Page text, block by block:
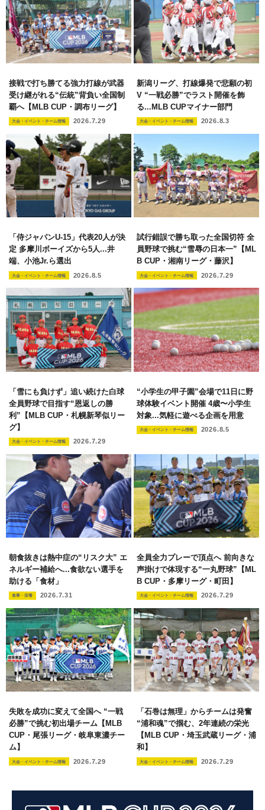
接戦で打ち勝てる強力打線が武器
受け継がれる“伝統”背負い全国制
覇へ【MLB CUP・調布リーグ】
大会・イベント・チーム情報 2026.7.29
新潟リーグ、打線爆発で悲願の初
V “一戦必勝”でラスト開催を飾
る...MLB CUPマイナー部門
大会・イベント・チーム情報 2026.8.3
「侍ジャパンU-15」代表20人が決
定 多摩川ボーイズから5人...井
端、小池Jr.ら選出
大会・イベント・チーム情報 2026.8.5
試行錯誤で勝ち取った全国切符 全
員野球で挑む“雪辱の日本一”【ML
B CUP・湘南リーグ・藤沢】
大会・イベント・チーム情報 2026.7.29
「雪にも負けず」追い続けた白球
全員野球で目指す“恩返しの勝
利”【MLB CUP・札幌新琴似リー
グ】
大会・イベント・チーム情報 2026.7.29
“小学生の甲子園”会場で11日に野
球体験イベント開催 4歳〜小学生
対象...気軽に遊べる企画を用意
大会・イベント・チーム情報 2026.8.5
朝食抜きは熱中症の“リスク大” エ
ネルギー補給へ...食欲ない選手を
助ける「食材」
食事・栄養 2026.7.31
全員全力プレーで頂点へ 前向きな
声掛けで体現する“一丸野球”【ML
B CUP・多摩リーグ・町田】
大会・イベント・チーム情報 2026.7.29
失敗を成功に変えて全国へ “一戦
必勝”で挑む初出場チーム【MLB
CUP・尾張リーグ・岐阜東濃チー
ム】
大会・イベント・チーム情報 2026.7.29
「石巻は無理」からチームは発奮
“浦和魂”で掴む、2年連続の栄光
【MLB CUP・埼玉武蔵リーグ・浦
和】
大会・イベント・チーム情報 2026.7.29